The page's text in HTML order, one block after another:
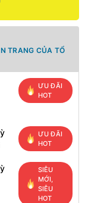
TRANG CỦA TỔ
ƯU ĐÃI
HOT
ƯU ĐÃI
HOT
SIÊU
MỚI,
SIÊU
HOT